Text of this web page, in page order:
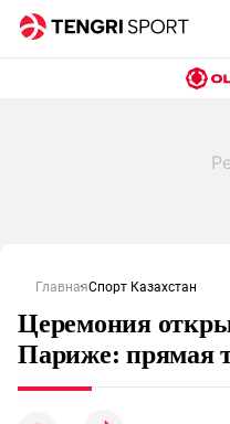
ГлавнаяСпорт Казахстан
Церемония
Париже: прямая